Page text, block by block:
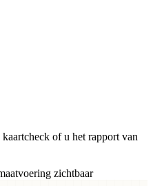
of u het rapport van
zichtbaar